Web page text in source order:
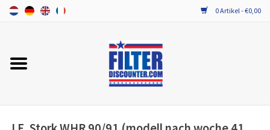
0 Artikel - €0,00
Startseite
PROBIOTIKA WARTUNG